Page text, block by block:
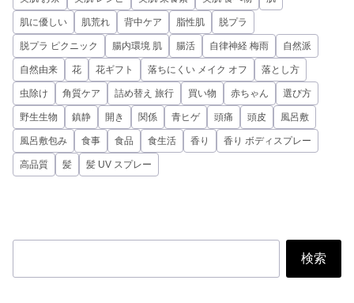
肌に優しい 肌荒れ 背中ケア 脂性肌 脱プラ
脱プラ ピクニック 腸内環境 肌 腸活 自律神経 梅雨 自然派
自然由来 花 花ギフト 落ちにくい メイク オフ 落とし方
虫除け 角質ケア 詰め替え 旅行 買い物 赤ちゃん 選び方
野生生物 鎮静 開き 関係 青ヒゲ 頭痛 頭皮 風呂敷
風呂敷包み 食事 食品 食生活 香り 香り ボディスプレー
高品質 髪 髪 UV スプレー